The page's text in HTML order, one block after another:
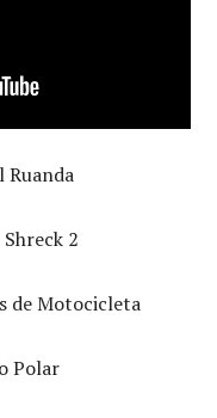
Ruanda
2
de Motocicleta
Polar